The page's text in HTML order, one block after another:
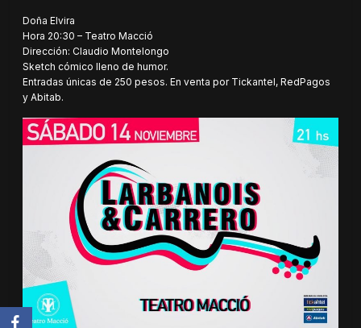
Doña Elvira
Hora 20:30 – Teatro Macció
Dirección: Claudio Montelongo
Sketch cómico lleno de humor.
Entradas únicas de 250 pesos. En venta por Tickantel, RedPagos
y Abitab.